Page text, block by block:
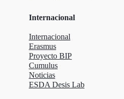
Internacional
Internacional
Erasmus
Proyecto BIP
Cumulus
Noticias
ESDA Desis Lab